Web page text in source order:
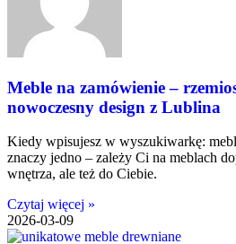
Meble na zamówienie –
nowoczesny design z Lublina
Kiedy wpisujesz w wyszukiwarkę:
znaczy jedno – zależy Ci na meblach
wnętrza, ale też do Ciebie.
Czytaj więcej »
2026-03-09